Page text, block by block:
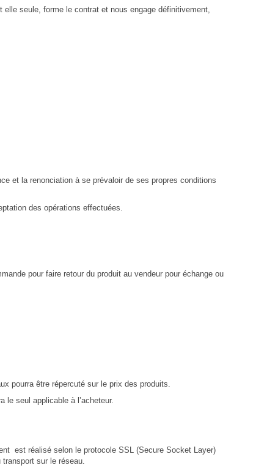
seule, forme le contrat et nous engage définitivement,
et la renonciation à se prévaloir de ses propres conditions
des opérations effectuées.
pour faire retour du produit au vendeur pour échange ou
pourra être répercuté sur le prix des produits.
seul applicable à l’acheteur.
est réalisé selon le protocole SSL (Secure Socket Layer)
sur le réseau.